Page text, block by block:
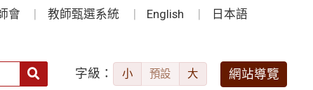
會 教師甄選系統 English 日本語
字級： 小 預設 大 網站導覽